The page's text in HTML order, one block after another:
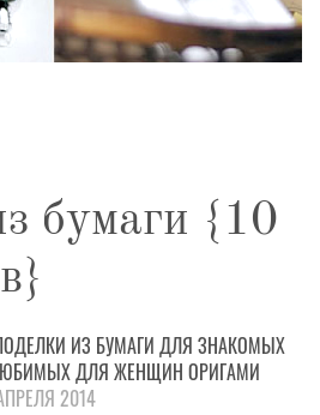
бумаги {10
ИЗ БУМАГИ ДЛЯ ЗНАКОМЫХ
ДЛЯ ЖЕНЩИН ОРИГАМИ
2014